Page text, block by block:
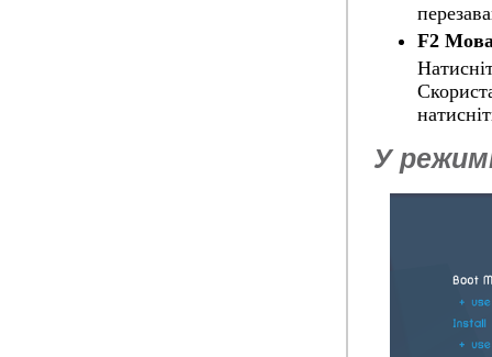
F2
У